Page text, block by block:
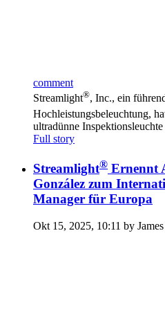
comment
Streamlight®, Inc., ein
Hochleistungsbeleuchtung,
ultradünne
Full story
Streamlight® Ernennt
González zum
Manager für Europa
Okt 15, 2025, 10:11 by